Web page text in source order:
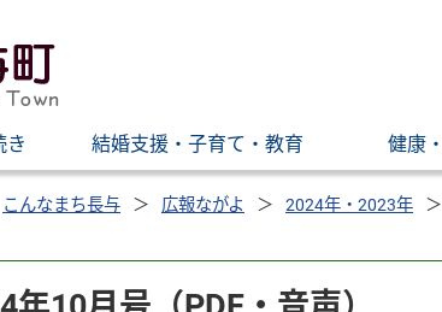
き 結婚支援・子育て・教育 健康
こんなまち長与 広報ながよ 2024年・2023年